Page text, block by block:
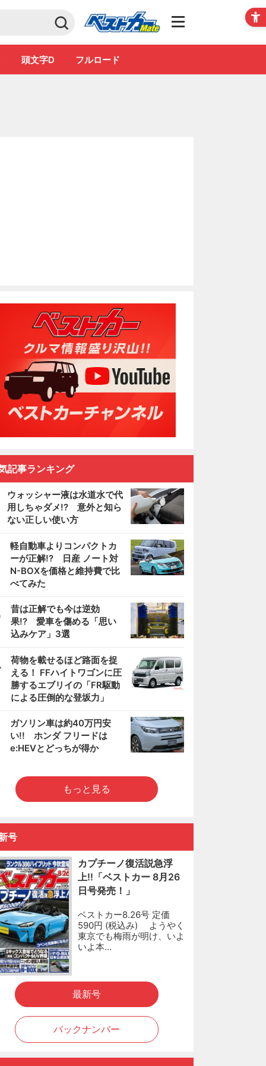
Club
頭文字D フルロード
記事ランキング
ウォッシャー液は水道水で代
用しちゃダメ!? 意外と知ら
ない正しい使い方
軽自動車よりコンパクトカ
ーが正解!? 日産 ノート対
N-BOXを価格と維持費で比
べてみた
昔は正解でも今は逆効
果!? 愛車を傷める「思い
込みケア」3選
荷物を載せるほど路面を捉
える！ FFハイトワゴンに圧
勝するエブリイの「FR駆動
による圧倒的な登坂力」
ガソリン車は約40万円安
い!! ホンダ フリードは
e:HEVとどっちが得か
もっと見る
号
カプチーノ復活説急浮
上!!「ベストカー 8月26
日号発売！」
ベストカー8.26号 定価
590円 (税込み) ようやく
東京でも梅雨が明け、いよ
いよ本…
最新号
バックナンバー